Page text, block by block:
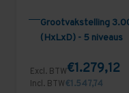
Grootvakstelling
(HxLxD) - 5 niveaus
Excl. BTW€1.279,12
Incl. BTW€1.547,74